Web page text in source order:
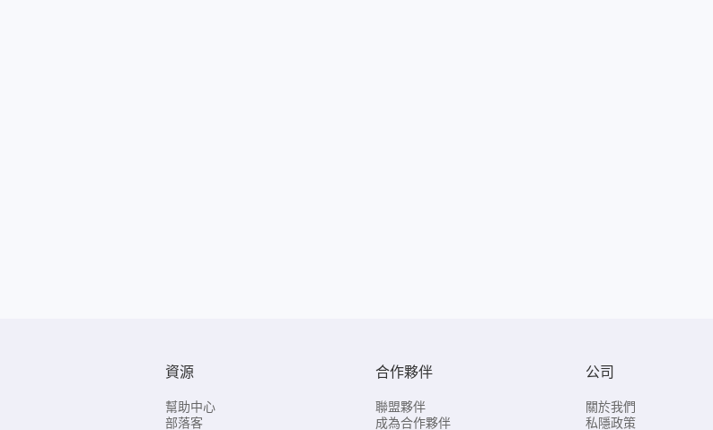
資源
幫助中心
部落客
合作夥伴
聯盟夥伴
成為合作夥伴
公司
關於我們
私隱政策